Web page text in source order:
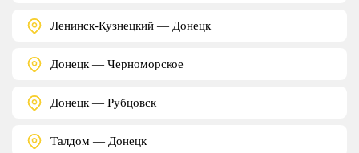
Ленинск-Кузнецкий — Донецк
Донецк — Черноморское
Донецк — Рубцовск
Талдом — Донецк